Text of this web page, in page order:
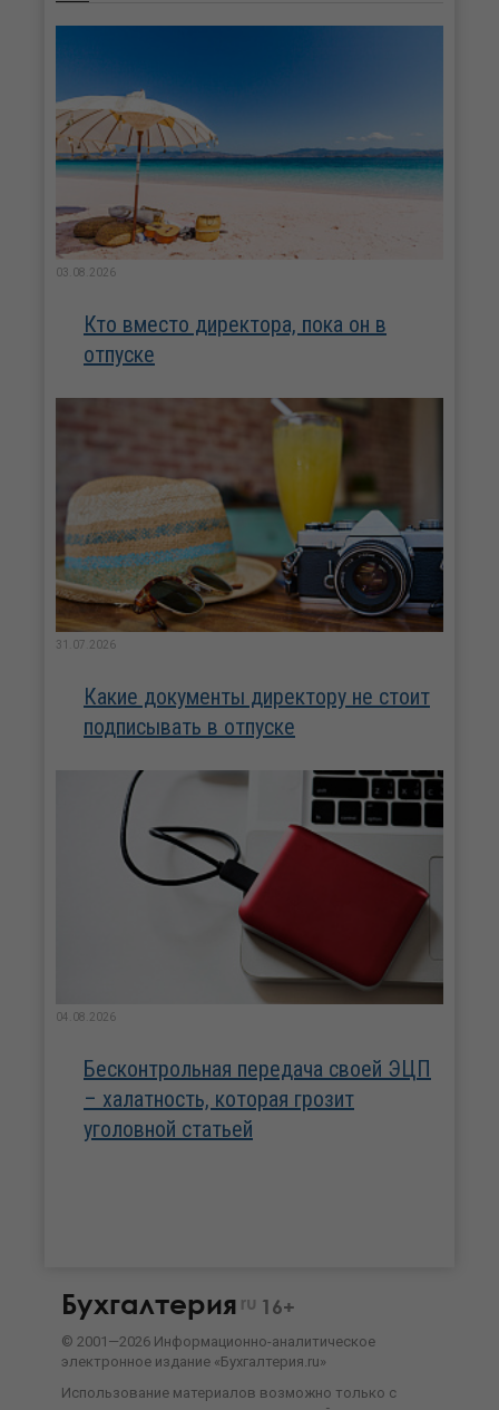
03.08.2026
Кто вместо директора, пока он в
отпуске
31.07.2026
Какие документы директору не стоит
подписывать в отпуске
04.08.2026
Бесконтрольная передача своей ЭЦП
– халатность, которая грозит
уголовной статьей
Бухгалтерия ru 16+
© 2001—2026 Информационно-аналитическое
электронное издание «Бухгалтерия.ru»
Использование материалов возможно только с